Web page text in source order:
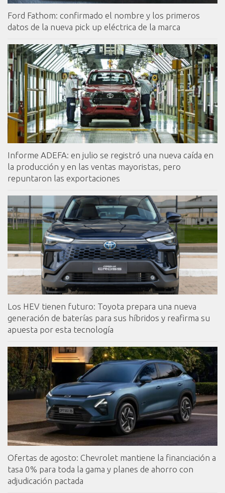
Ford Fathom: confirmado el nombre y los primeros
datos de la nueva pick up eléctrica de la marca
Informe ADEFA: en julio se registró una nueva caída en
la producción y en las ventas mayoristas, pero
repuntaron las exportaciones
Los HEV tienen futuro: Toyota prepara una nueva
generación de baterías para sus híbridos y reafirma su
apuesta por esta tecnología
Ofertas de agosto: Chevrolet mantiene la financiación a
tasa 0% para toda la gama y planes de ahorro con
adjudicación pactada